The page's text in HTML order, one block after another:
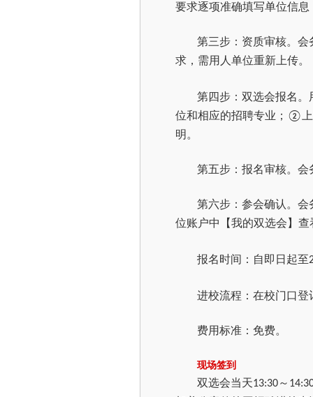
要求逐项准确填写单位信
第三步：资质审核。
求，需用人单位重新上传
第四步：双选会报名
位和相应的招聘专业； ②
明。
第五步：报名审核。
第六步：参会确认。会
位账户中【我的双选会】查
报名时间：自即日起至
进校流程：在校门口登
费用标准：免费。
现场签到
双选会当天13:30～